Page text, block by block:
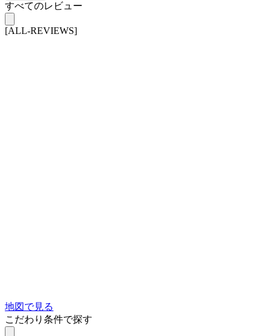
すべてのレビュー
[ALL-REVIEWS]
地図で見る
こだわり条件で探す